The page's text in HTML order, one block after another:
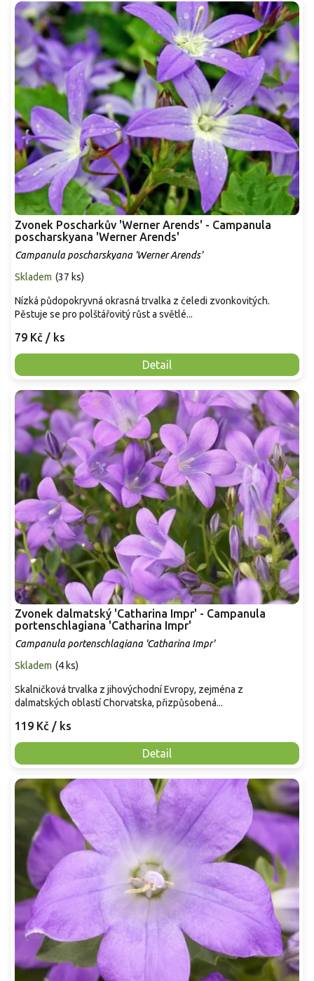
Zvonek Poscharkův 'Werner Arends' - Campanula
poscharskyana 'Werner Arends'
Campanula poscharskyana 'Werner Arends'
Skladem (37 ks)
79 Kč / ks
Detail
Nízká půdopokryvná okrasná trvalka z čeledi zvonkovitých.
Pěstuje se pro polštářovitý růst a světlé...
Zvonek dalmatský 'Catharina Impr' - Campanula
portenschlagiana 'Catharina Impr'
Campanula portenschlagiana 'Catharina Impr'
Skladem (4 ks)
119 Kč / ks
Detail
Skalničková trvalka z jihovýchodní Evropy, zejména z
dalmatských oblastí Chorvatska, přizpůsobená...